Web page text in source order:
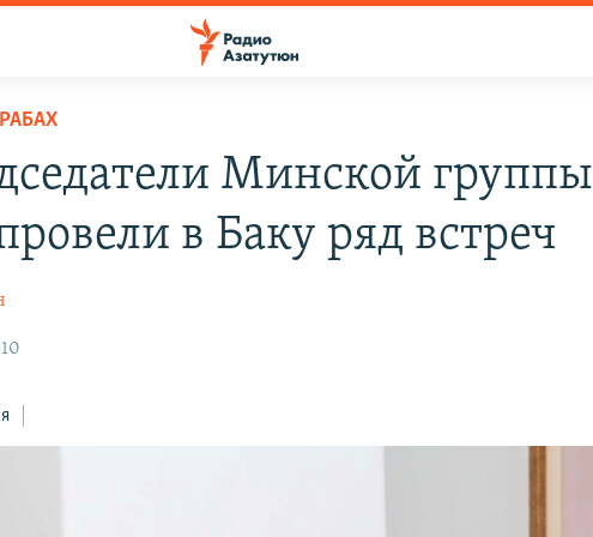
Минской группы
в Баку ряд встреч